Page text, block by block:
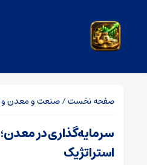
صفحه نخست/صنعت و معدن و
سرمایه‌گذاری در
استراتژیک‌